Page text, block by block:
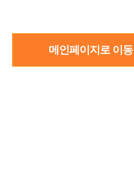
메인페이지로 이동